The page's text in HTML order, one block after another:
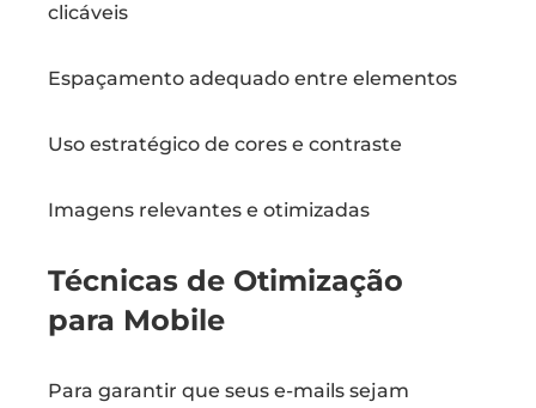
clicáveis
Espaçamento adequado entre elementos
Uso estratégico de cores e contraste
Imagens relevantes e otimizadas
Técnicas de Otimização
para Mobile
Para garantir que seus e-mails sejam